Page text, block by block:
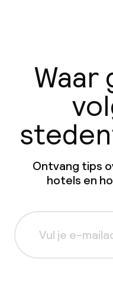
Waar
Ontvang tips
hotels en